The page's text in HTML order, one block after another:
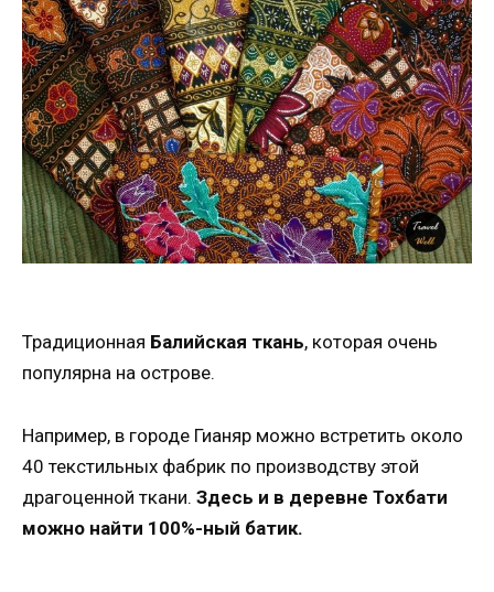
Традиционная Балийская ткань, которая очень
популярна на острове.
Например, в городе Гианяр можно встретить около
40 текстильных фабрик по производству этой
драгоценной ткани. Здесь и в деревне Тохбати
можно найти 100%-ный батик.